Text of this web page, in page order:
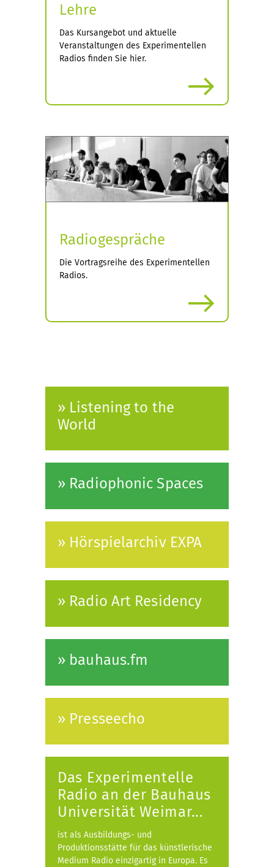
» Listening to the
World
» Radiophonic Spaces
» Hörspielarchiv EXPA
» Radio Art Residency
» bauhaus.fm
» Presseecho
Das Experimentelle
Radio an der Bauhaus
Universität Weimar...
ist als Ausbildungs- und
Produktionsstätte für das künstlerische
Medium Radio einzigartig in Europa. Es
Lehre
Das Kursangebot und aktuelle
Veranstaltungen des Experimentellen
Radios finden Sie hier.
Radiogespräche
Die Vortragsreihe des Experimentellen
Radios.